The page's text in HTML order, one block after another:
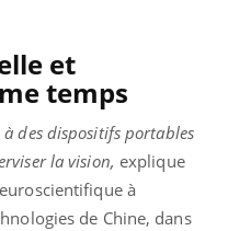
et
temps
des dispositifs portables
la vision, explique
à
de Chine, dans